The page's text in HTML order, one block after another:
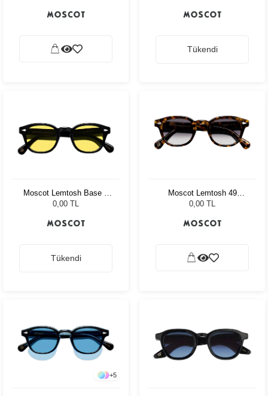
Tükendi
Moscot Lemtosh Base 2
Sun 49 Black Mellow
0,00 TL
Tükendi
Moscot Lemtosh 49
Tortoise American Grey
0,00 TL
+5